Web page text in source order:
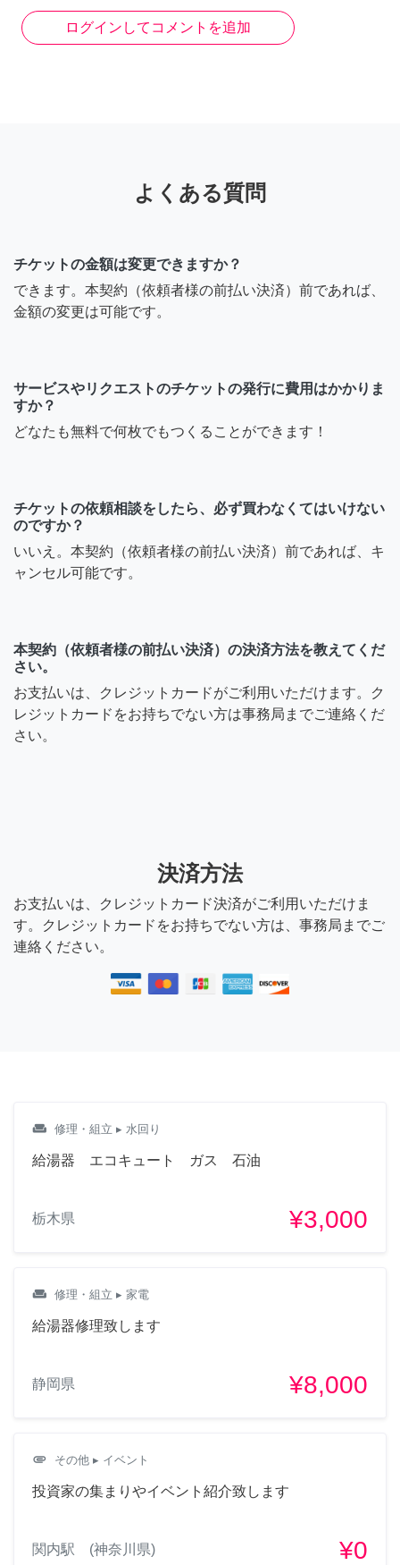
ログインしてコメントを追加
よくある質問
チケットの金額は変更できますか？
できます。本契約（依頼者様の前払い決済）前であれば、
金額の変更は可能です。
サービスやリクエストのチケットの発行に費用はかかりま
すか？
どなたも無料で何枚でもつくることができます！
チケットの依頼相談をしたら、必ず買わなくてはいけない
のですか？
いいえ。本契約（依頼者様の前払い決済）前であれば、キ
ャンセル可能です。
本契約（依頼者様の前払い決済）の決済方法を教えてくだ
さい。
お支払いは、クレジットカードがご利用いただけます。ク
レジットカードをお持ちでない方は事務局までご連絡くだ
さい。
決済方法
お支払いは、クレジットカード決済がご利用いただけま
す。クレジットカードをお持ちでない方は、事務局までご
連絡ください。
weekend 修理・組立 ▸ 水回り
給湯器 エコキュート ガス 石油
栃木県 ¥3,000
weekend 修理・組立 ▸ 家電
給湯器修理致します
静岡県 ¥8,000
attachment その他 ▸ イベント
投資家の集まりやイベント紹介致します
関内駅 (神奈川県) ¥0